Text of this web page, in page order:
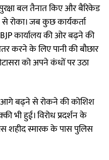
बल तैनात किए और बैरिकेड
रोका। जब कुछ कार्यकर्ता
कार्यालय की ओर बढ़ने की
करने के लिए पानी की बौछार
को अपने कंधों पर उठा
को आगे बढ़ने से रोकने की कोशिश
भी हुई। विरोध प्रदर्शन के
शहीद स्मारक के पास पुलिस